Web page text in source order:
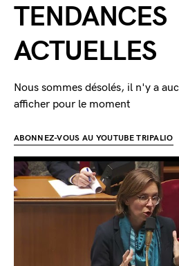
TENDANCES
ACTUELLES
Nous sommes désolés, il n'y a
afficher pour le moment
ABONNEZ-VOUS AU YOUTUBE TRIPALIO